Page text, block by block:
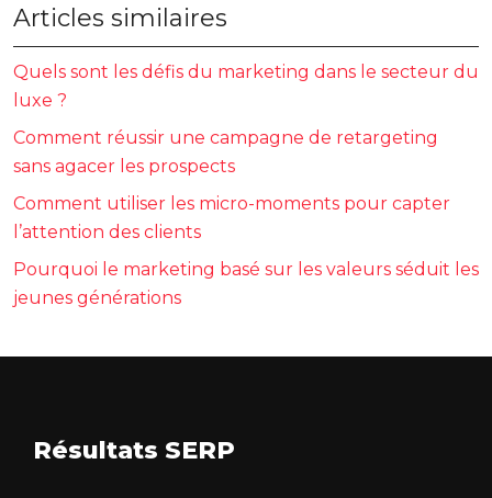
Articles similaires
Quels sont les défis du marketing dans le secteur du
luxe ?
Comment réussir une campagne de retargeting
sans agacer les prospects
Comment utiliser les micro-moments pour capter
l’attention des clients
Pourquoi le marketing basé sur les valeurs séduit les
jeunes générations
Résultats SERP